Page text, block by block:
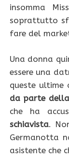
insomma
soprattutto
fare del
Una donna
essere una
queste
da parte
che ha
schiavista.
Germanotta
asistente che